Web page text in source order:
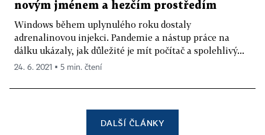
novým jménem a hezčím prostředím
Windows během uplynulého roku dostaly
adrenalinovou injekci. Pandemie a nástup práce na
dálku ukázaly, jak důležité je mít počítač a spolehlivý...
24. 6. 2021 ▪ 5 min. čtení
DALŠÍ ČLÁNKY